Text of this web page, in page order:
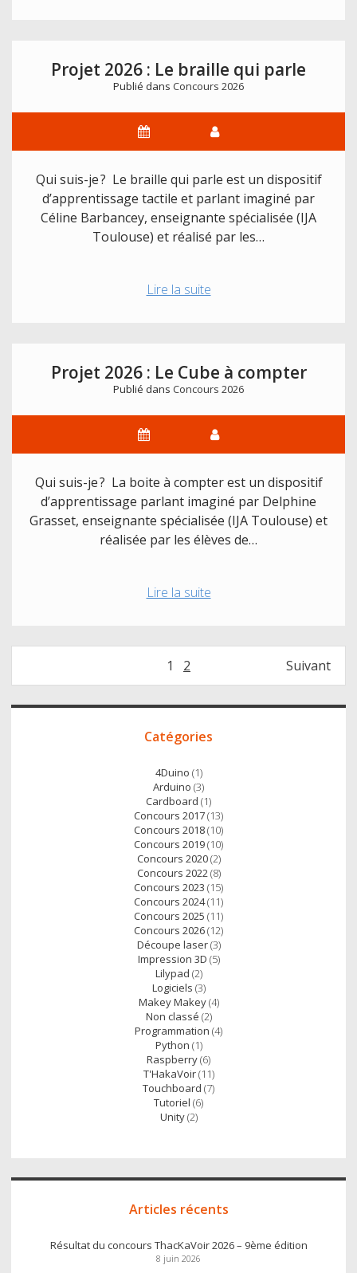
solaire
Projet 2026 : Le braille qui parle
Publié dans Concours 2026
Qui suis-je ? Le braille qui parle est un dispositif
d’apprentissage tactile et parlant imaginé par
Céline Barbancey, enseignante spécialisée (IJA
Toulouse) et réalisé par les…
Lire la suiteProjet
braille
qui
Projet 2026 : Le Cube à compter
Publié dans Concours 2026
Qui suis-je ? La boite à compter est un dispositif
d’apprentissage parlant imaginé par Delphine
Grasset, enseignante spécialisée (IJA Toulouse) et
réalisée par les élèves de…
Lire la suiteProjet
Le
à
compter
des
articles
1 2 Suivant
Accès
Catégories
4Duino (1)
Arduino (3)
Cardboard (1)
Concours 2017(13)
Concours 2018(10)
Concours 2019(10)
Concours 2020(2)
Concours 2022(8)
Concours 2023 (15)
Concours 2024(11)
Concours 2025 (11)
Concours 2026(12)
Découpe laser(3)
Impression 3D (5)
Lilypad (2)
Logiciels (3)
Makey Makey(4)
Non classé (2)
Programmation (4)
Python (1)
Raspberry(6)
T'HakaVoir(11)
Touchboard (7)
Tutoriel (6)
Unity(2)
Articles récents
Résultat du concours ThacKaVoir 2026 – 9ème édition
8 juin 2026